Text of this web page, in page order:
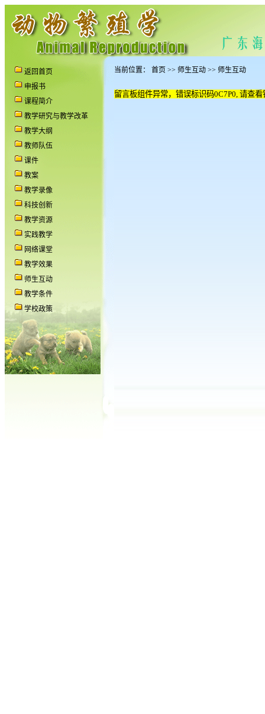
返回首页
申报书
课程简介
教学研究与教学改革
教学大纲
教师队伍
课件
教案
教学录像
科技创新
教学资源
实践教学
网络课堂
教学效果
师生互动
教学条件
学校政策
当前位置： 首页 >> 师生互动 >> 师生互动
留言板组件异常，错误标识码0C7P0, 请查